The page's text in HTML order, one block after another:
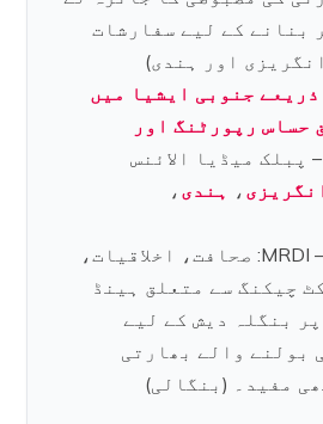
بنانے کے لیے سفارشات
اور ہندی)
ذریعے جنوبی ایشیا میں
حساس رپورٹنگ اور
– پبلک میڈیا الائنس
انگریزی ، ہندی ،
– MRDI: صحافت، اخلاقیات،
چیکنگ سے متعلق ہینڈ
بنگلہ دیش کے لیے
بولنے والے بھارتی
مفید۔ (بنگالی)